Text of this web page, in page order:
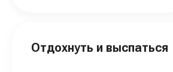
Отдохнуть и выспаться